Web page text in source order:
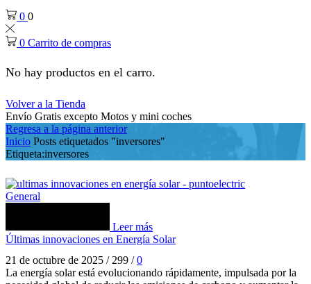
0 0
0 Carrito de compras
No hay productos en el carro.
Volver a la Tienda
Envío Gratis excepto Motos y mini coches
Regresa a la página anterior
Inicio Posts etiquetados "inversores"
Etiqueta:inversores
General
Leer más
Últimas innovaciones en Energía Solar
21 de octubre de 2025 / 299 / 0
La energía solar está evolucionando rápidamente, impulsada por la